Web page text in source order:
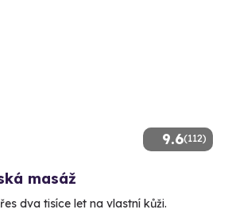
9.6(112)
masáž
dva tisíce let na vlastní kůži.